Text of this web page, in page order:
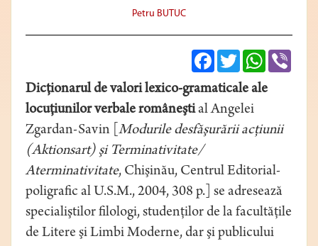
Petru BUTUC
FacebookTwitterWhatsApp
Dicţionarul de valori lexico-gramaticale ale
locuţiunilor verbale româneştial Angelei
Zgardan-Savin [Modurile desfăşurării acţiunii
(Aktionsart) şi Terminativitate/
Aterminativitate, Chişinău, Centrul Editorial-
poligrafic al U.S.M., 2004, 308 p.] se adresează
specialiştilor filologi, studenţilor de la facultăţile
de Litere şi Limbi Moderne, dar şi publicului